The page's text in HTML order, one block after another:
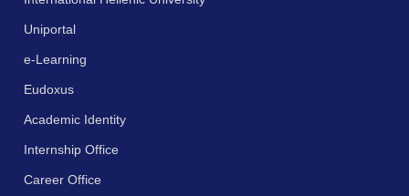
Uniportal
e-Learning
Eudoxus
Academic Identity
Internship Office
Career Office